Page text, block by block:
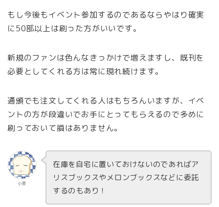
もし今後もイベント参加するのであるならやはり確実
に50部以上は刷った方がいいです。
新規のファンは色んなきっかけで増えますし、既刊を
必要としてくれる方は常に現れ続けます。
通頒でも注文してくれる人はもちろんいますが、イベ
ントの方が段違いでお手にとってもらえるので多めに
刷っておいて損はありません。
小麦
在庫を自宅に置いておけないのであればア
リスブックスやメロンブックスなどに委託
するのもあり！